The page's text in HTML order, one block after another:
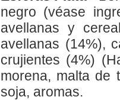
negro (véase
avellanas y
avellanas (14%),
crujientes (4%)
morena, malta de
soja, aromas.